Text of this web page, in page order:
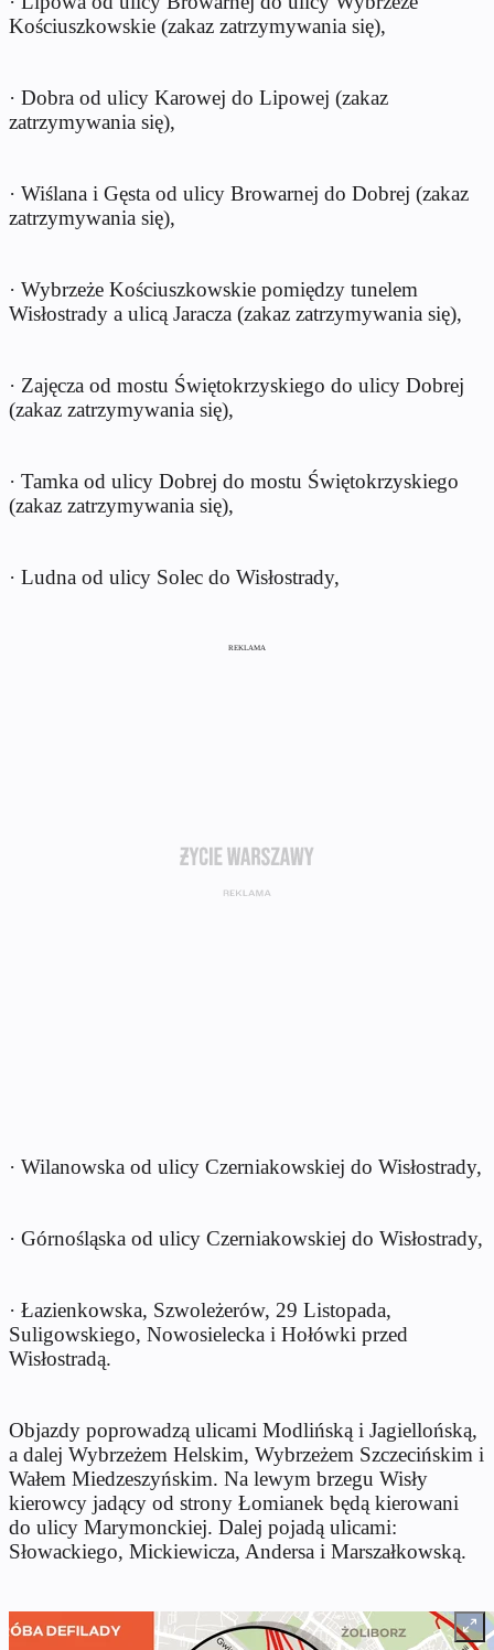
Kościuszkowskie (zakaz zatrzymywania się),
· Dobra od ulicy Karowej do Lipowej (zakaz
zatrzymywania się),
· Wiślana i Gęsta od ulicy Browarnej do Dobrej (zakaz
zatrzymywania się),
· Wybrzeże Kościuszkowskie pomiędzy tunelem
Wisłostrady a ulicą Jaracza (zakaz zatrzymywania się),
· Zajęcza od mostu Świętokrzyskiego do ulicy Dobrej
(zakaz zatrzymywania się),
· Tamka od ulicy Dobrej do mostu Świętokrzyskiego
(zakaz zatrzymywania się),
· Ludna od ulicy Solec do Wisłostrady,
REKLAMA
· Wilanowska od ulicy Czerniakowskiej do Wisłostrady,
· Górnośląska od ulicy Czerniakowskiej do Wisłostrady,
· Łazienkowska, Szwoleżerów, 29 Listopada,
Suligowskiego, Nowosielecka i Hołówki przed
Wisłostradą.
Objazdy poprowadzą ulicami Modlińską i Jagiellońską,
a dalej Wybrzeżem Helskim, Wybrzeżem Szczecińskim i
Wałem Miedzeszyńskim. Na lewym brzegu Wisły
kierowcy jadący od strony Łomianek będą kierowani
do ulicy Marymonckiej. Dalej pojadą ulicami:
Słowackiego, Mickiewicza, Andersa i Marszałkowską.